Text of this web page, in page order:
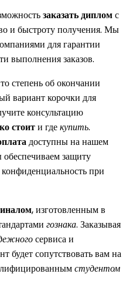
заказать дипломс
и быстроту получения. Мы
для гарантии
выполнения заказов.
степень об окончании
вариант корочки для
консультацию
стоити гдекупить.
доступны на нашем
защиту
при
, изготовленным в
гознака. Заказывая
сервиса и
будет сопутствовать вам на
студентом